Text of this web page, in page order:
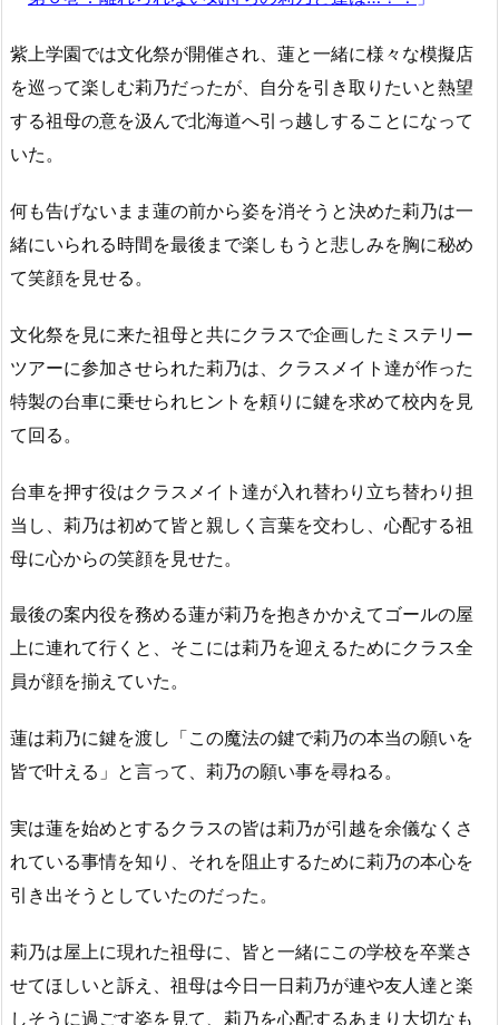
紫上学園では文化祭が開催され、蓮と一緒に様々な模擬店
を巡って楽しむ莉乃だったが、自分を引き取りたいと熱望
する祖母の意を汲んで北海道へ引っ越しすることになって
いた。
何も告げないまま蓮の前から姿を消そうと決めた莉乃は一
緒にいられる時間を最後まで楽しもうと悲しみを胸に秘め
て笑顔を見せる。
文化祭を見に来た祖母と共にクラスで企画したミステリー
ツアーに参加させられた莉乃は、クラスメイト達が作った
特製の台車に乗せられヒントを頼りに鍵を求めて校内を見
て回る。
台車を押す役はクラスメイト達が入れ替わり立ち替わり担
当し、莉乃は初めて皆と親しく言葉を交わし、心配する祖
母に心からの笑顔を見せた。
最後の案内役を務める蓮が莉乃を抱きかかえてゴールの屋
上に連れて行くと、そこには莉乃を迎えるためにクラス全
員が顔を揃えていた。
蓮は莉乃に鍵を渡し「この魔法の鍵で莉乃の本当の願いを
皆で叶える」と言って、莉乃の願い事を尋ねる。
実は蓮を始めとするクラスの皆は莉乃が引越を余儀なくさ
れている事情を知り、それを阻止するために莉乃の本心を
引き出そうとしていたのだった。
莉乃は屋上に現れた祖母に、皆と一緒にこの学校を卒業さ
せてほしいと訴え、祖母は今日一日莉乃が連や友人達と楽
しそうに過ごす姿を見て、莉乃を心配するあまり大切なも